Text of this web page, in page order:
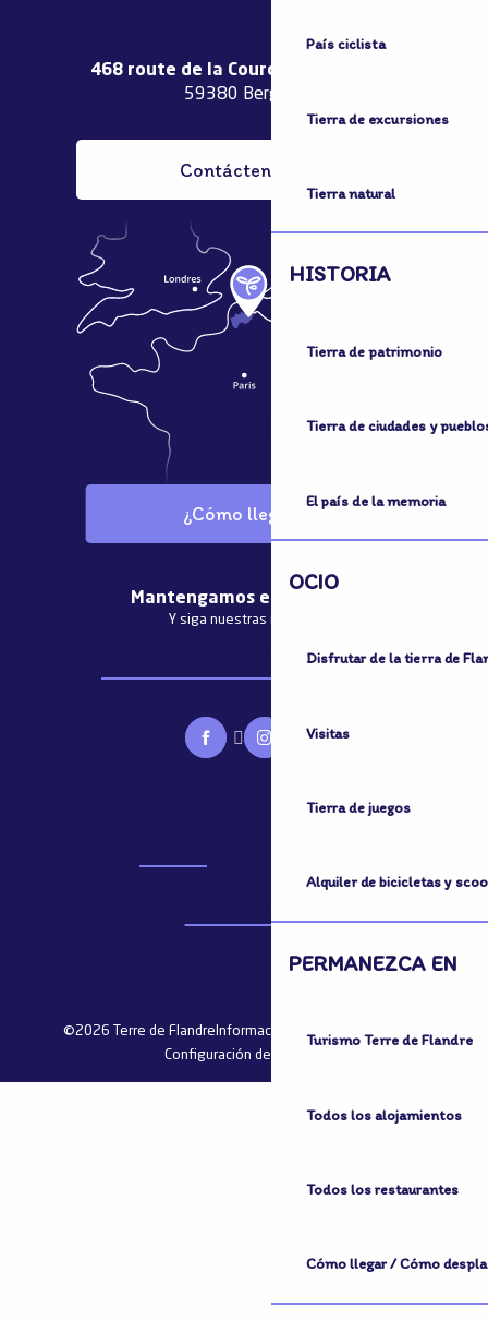
País ciclista
Tierra de excursiones
Tierra natural
HISTORIA
Tierra de patrimonio
Tierra de ciudades y
El país de la memoria
OCIO
Disfrutar de la tierra de
Visitas
Tierra de juegos
Alquiler de bicicletas y
PERMANEZCA EN
Turismo Terre de Flandre
Todos los alojamientos
Todos los restaurantes
Cómo llegar / Cómo
468 route de la Couronne de Bierne
59380 Bergues
Contáctenos
¿Cómo llegar?
Mantengamos el contacto
Y siga nuestras noticias
Suscríbete al boletín informativo
©2026 Terre de Flandre Información jurídica
Mapa del sitio
Configuración de cookies